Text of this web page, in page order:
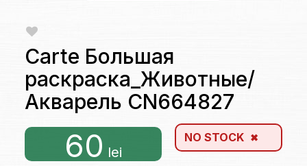
Carte Большая
раскраска_Животные/
Акварель CN664827
60 lei
NO STOCK